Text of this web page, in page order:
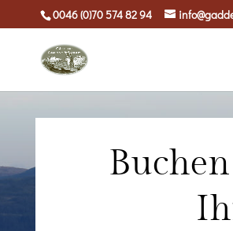
0046 (0)70 574 82 94